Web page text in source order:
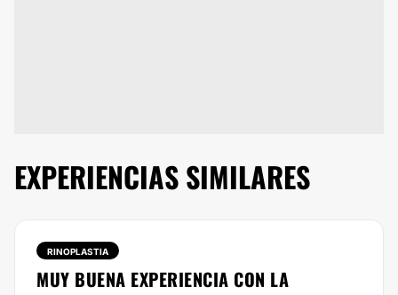
EXPERIENCIAS SIMILARES
RINOPLASTIA
MUY BUENA EXPERIENCIA CON LA